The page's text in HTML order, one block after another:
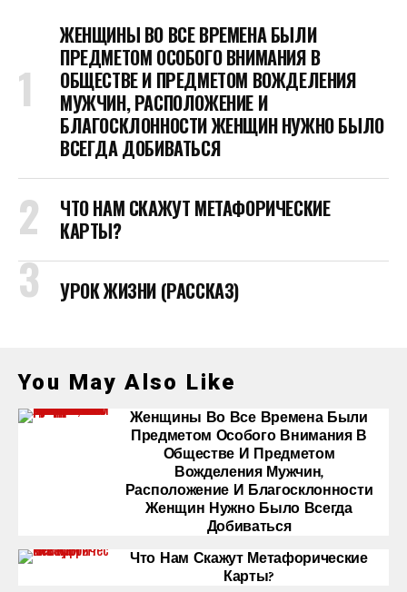
ЖЕНЩИНЫ ВО ВСЕ ВРЕМЕНА БЫЛИ
ПРЕДМЕТОМ ОСОБОГО ВНИМАНИЯ В
ОБЩЕСТВЕ И ПРЕДМЕТОМ ВОЖДЕЛЕНИЯ
МУЖЧИН, РАСПОЛОЖЕНИЕ И
БЛАГОСКЛОННОСТИ ЖЕНЩИН НУЖНО БЫЛО
ВСЕГДА ДОБИВАТЬСЯ
ЧТО НАМ СКАЖУТ МЕТАФОРИЧЕСКИЕ
КАРТЫ?
УРОК ЖИЗНИ (РАССКАЗ)
You May Also Like
Женщины Во Все Времена Были
Предметом Особого Внимания В
Обществе И Предметом
Вожделения Мужчин,
Расположение И Благосклонности
Женщин Нужно Было Всегда
Добиваться
Что Нам Скажут Метафорические
Карты?